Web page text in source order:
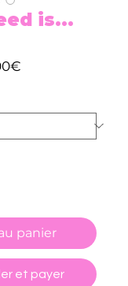
is...
panier
et payer